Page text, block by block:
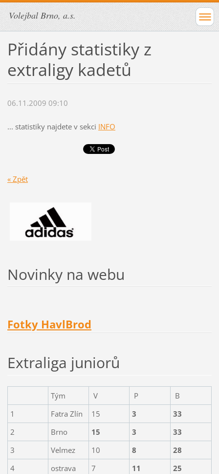
Volejbal Brno, a.s.
Přidány statistiky z
extraligy kadetů
06.11.2009 09:10
... statistiky najdete v sekci INFO
« Zpět
Novinky na webu
Fotky HavlBrod
Extraliga juniorů
Tým V P
B
1
Fatra Zlín 15 3
33
2
Brno 15 3
33
3
Velmez 10 8
28
4
ostrava 7 11
25